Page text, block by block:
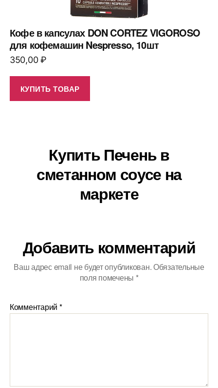
Кофе в капсулах DON CORTEZ VIGOROSO
для кофемашин Nespresso, 10шт
350,00₽
КУПИТЬ ТОВАР
Купить Печень в
сметанном соусе на
маркете
Добавить комментарий
Ваш адрес email не будет опубликован.Обязательные
поля помечены *
Комментарий *